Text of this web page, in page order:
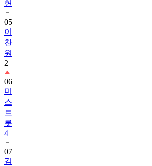
현
05
이
찬
원
2
06
미
스
트
롯
4
07
김